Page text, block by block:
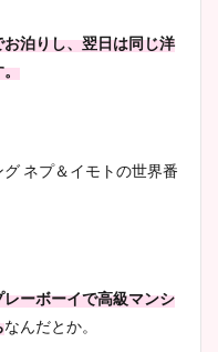
泊りし、翌日は同じ洋
。
ネプ＆イモトの世界番
ーボーイで高級マンシ
なんだとか。